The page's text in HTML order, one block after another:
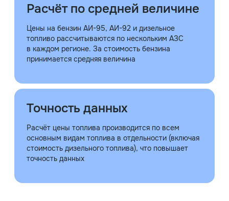
Расчёт по средней величине
Цены на бензин АИ-95, АИ-92 и дизельное
топливо рассчитываются по нескольким АЗС
в каждом регионе. За стоимость бензина
принимается средняя величина
Точность данных
Расчёт цены топлива производится по всем
основным видам топлива в отдельности (включая
стоимость дизельного топлива), что повышает
точность данных